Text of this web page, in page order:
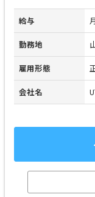
給与
勤務地
雇用形態
会社名